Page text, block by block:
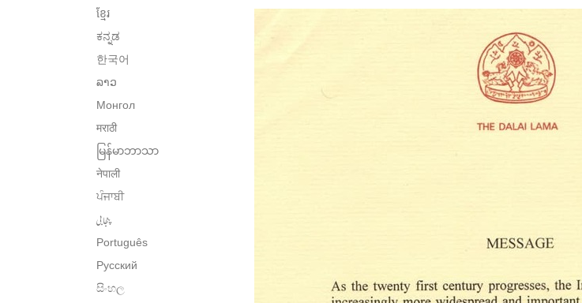
ខ្មែរ
ಕನ್ನಡ
한국어
ລາວ
Монгол
मराठी
မြန်မာဘာသာ
नेपाली
ਪੰਜਾਬੀ
پنجابی
Português
Русский
සිංහල